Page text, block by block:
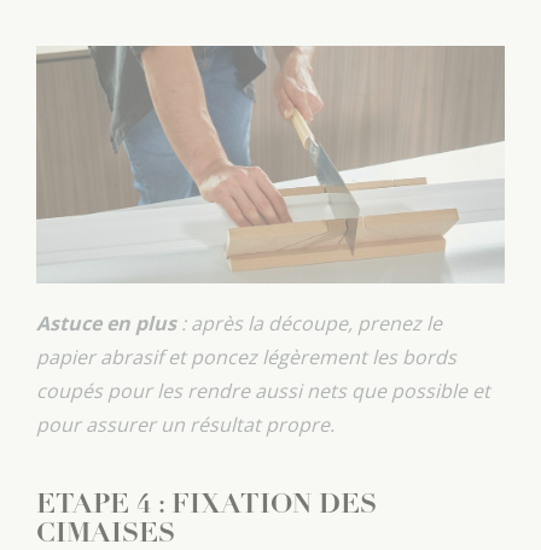
Astuce en plus: après la découpe, prenez le
papier abrasif et poncez légèrement les bords
coupés pour les rendre aussi nets que possible et
pour assurer un résultat propre.
ETAPE 4 : FIXATION DES
CIMAISES